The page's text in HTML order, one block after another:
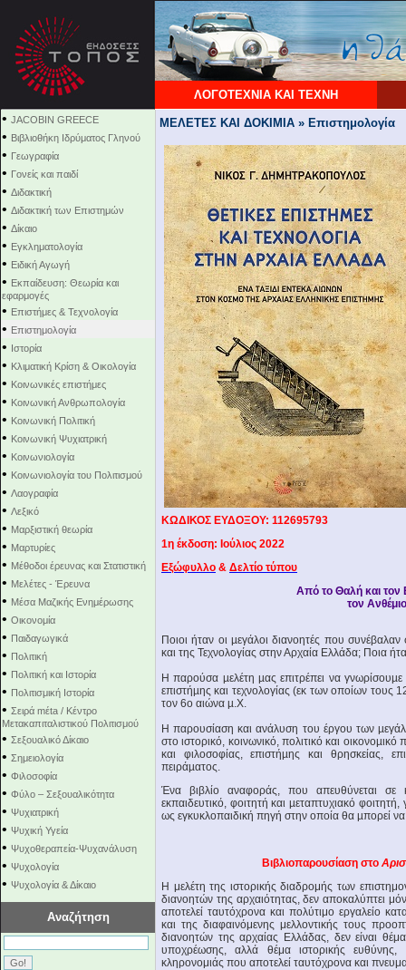
ΛΟΓΟΤΕΧΝΙΑ ΚΑΙ ΤΕΧΝΗ
• JACOBIN GREECE
• Βιβλιοθήκη Ιδρύματος Γληνού
• Γεωγραφία
• Γονείς και παιδί
• Διδακτική
• Διδακτική των Επιστημών
• Δίκαιο
• Εγκληματολογία
• Ειδική Αγωγή
• Εκπαίδευση: Θεωρία και
εφαρμογές
• Επιστήμες & Τεχνολογία
• Επιστημολογία
• Ιστορία
• Κλιματική Κρίση & Οικολογία
• Κοινωνικές επιστήμες
• Κοινωνική Ανθρωπολογία
• Κοινωνική Πολιτική
• Κοινωνική Ψυχιατρική
• Κοινωνιολογία
• Κοινωνιολογία του Πολιτισμού
• Λαογραφία
• Λεξικό
• Μαρξιστική θεωρία
• Μαρτυρίες
• Μέθοδοι έρευνας και Στατιστική
• Μελέτες - Έρευνα
• Μέσα Μαζικής Ενημέρωσης
• Οικονομία
• Παιδαγωγικά
• Πολιτική
• Πολιτική και Ιστορία
• Πολιτισμική Ιστορία
• Σειρά mέta / Κέντρο
Μετακαπιταλιστικού Πολιτισμού
• Σεξουαλικό Δίκαιο
• Σημειολογία
• Φιλοσοφία
• Φύλο – Σεξουαλικότητα
• Ψυχιατρική
• Ψυχική Υγεία
• Ψυχοθεραπεία-Ψυχανάλυση
• Ψυχολογία
• Ψυχολογία & Δίκαιο
Αναζήτηση
ΜΕΛΕΤΕΣ ΚΑΙ ΔΟΚΙΜΙΑ » Επιστημολογία
ΚΩΔΙΚΟΣ ΕΥΔΟΞΟΥ: 112695793
1η έκδοση: Ιούλιος 2022
Εξώφυλλο & Δελτίο τύπου
Από το Θαλή και τον
τον
Ποιοι ήταν οι µεγάλοι διανοητές που
και της Τεχνολογίας στην Αρχαία Ελλάδα; Ποια
Η παρούσα µελέτη µας επιτρέπει να
επιστήµης και τεχνολογίας (εκ των οποίων
τον 6ο αιώνα µ.Χ.
Η παρουσίαση και ανάλυση του έργου των
στο ιστορικό, κοινωνικό, πολιτικό και
και φιλοσοφίας, επιστήµης και θρησκείας,
πειράµατος.
Ένα βιβλίο αναφοράς, που απευθύνεται σε
εκπαιδευτικό, φοιτητή και µεταπτυχιακό
ως εγκυκλοπαιδική πηγή στην οποία θα µπορεί να
Βιβλιοπαρουσίαση στο
Η μελέτη της ιστορικής διαδρομής των
διανοητών της αρχαιότητας, δεν αποκαλύπτει
αποτελεί ταυτόχρονα και πολύτιμο εργαλείο
και της διαφαινόμενης μελλοντικής τους
διανοητών της αρχαίας Ελλάδας, δεν είναι
υποχρέωσης, αλλά θέμα ιστορικής ευθύνης,
κληρονομιάς που αποτελεί ταυτόχρονα και